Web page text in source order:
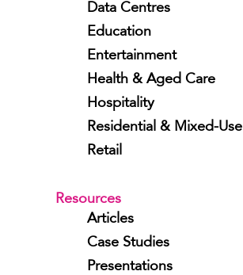
Data Centres
Education
Entertainment
Health & Aged Care
Hospitality
Residential & Mixed-Use
Retail
Resources
Articles
Case Studies
Presentations